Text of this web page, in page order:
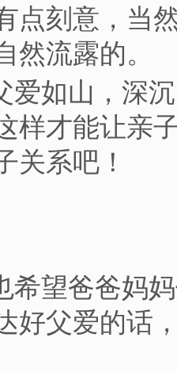
点刻意，当
自然流露
爱如山，深
样才能让亲
关系吧！
希望爸爸妈
好父爱的话